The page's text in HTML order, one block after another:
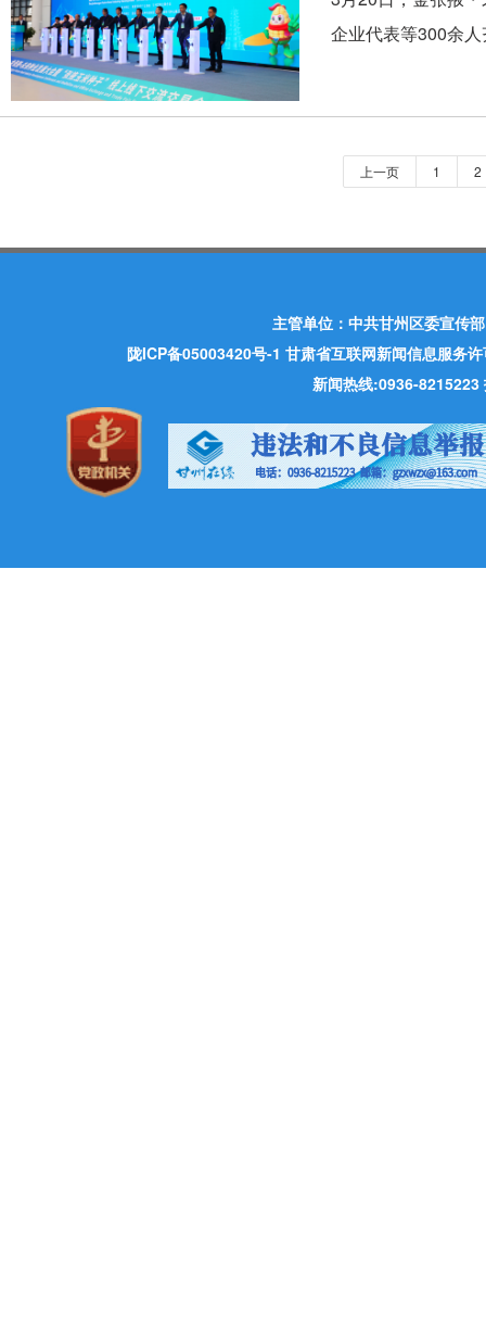
企业代表等300余
上一页 1 2
主管单位：中共甘州区委宣传
陇ICP备05003420号-1 甘肃省互联网新闻信息服务
新闻热线:0936-8215223